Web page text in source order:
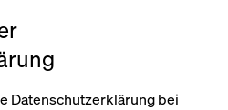
Datenschutzerklärung bei